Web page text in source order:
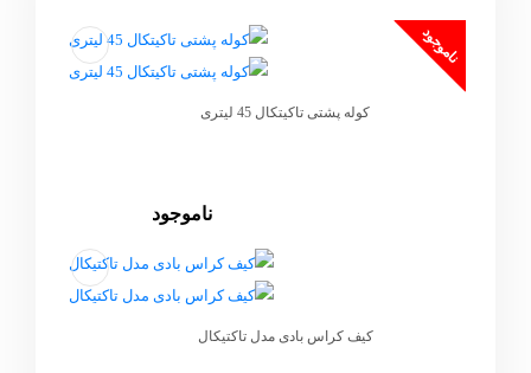
ناموجود
کوله پشتی تاکیتکال 45 لیتری
ناموجود
کیف کراس بادی مدل تاکتیکال